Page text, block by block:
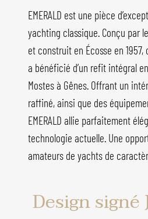
EMERALD est une pièce
yachting classique. Conçu par
et construit en Écosse en
a bénéficié d’un refit intégral
Mostes à Gênes. Offrant un
raffiné, ainsi que des
EMERALD allie parfaitement
technologie actuelle. Une
amateurs de yachts de
Design signé